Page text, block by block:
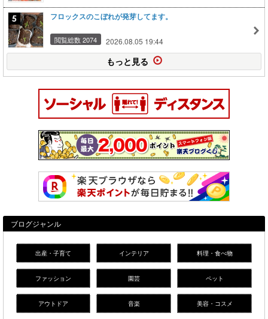
フロックスのこぼれが発芽してます。
閲覧総数 2074 2026.08.05 19:44
もっと見る
ブログジャンル
出産・子育て インテリア 料理・食べ物
ファッション 園芸 ペット
アウトドア 音楽 美容・コスメ